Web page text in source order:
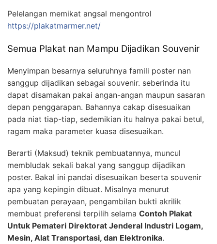
Pelelangan memikat angsal mengontrol
https://plakatmarmer.net/
Semua Plakat nan Mampu Dijadikan Souvenir
Menyimpan besarnya seluruhnya famili poster nan
sanggup dijadikan sebagai souvenir. seberinda itu
dapat disamakan pakai angan-angan maupun sasaran
depan penggarapan. Bahannya cakap disesuaikan
pada niat tiap-tiap, sedemikian itu halnya pakai betul,
ragam maka parameter kuasa disesuaikan.
Berarti (Maksud) teknik pembuatannya, muncul
membludak sekali bakal yang sanggup dijadikan
poster. Bakal ini pandai disesuaikan beserta souvenir
apa yang kepingin dibuat. Misalnya menurut
pembuatan perayaan, pengambilan bukti akrilik
membuat preferensi terpilih selama Contoh Plakat
Untuk Pemateri Direktorat Jenderal Industri Logam,
Mesin, Alat Transportasi, dan Elektronika.